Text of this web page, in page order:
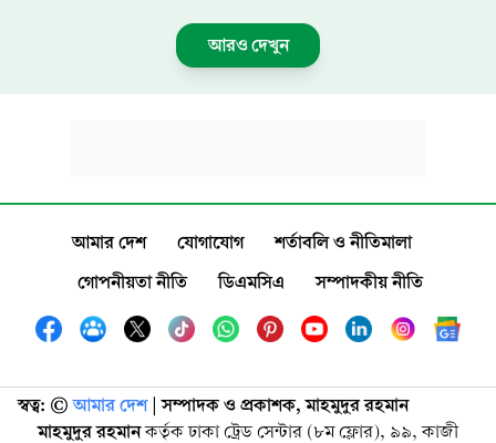
আরও দেখুন
আমার দেশ যোগাযোগ
শর্তাবলি ও নীতিমালা
গোপনীয়তা নীতি
ডিএমসিএ সম্পাদকীয় নীতি
স্বত্ব: ©️ আমার দেশ| সম্পাদক ও প্রকাশক, মাহমুদুর রহমান
মাহমুদুর রহমানকর্তৃক ঢাকা ট্রেড সেন্টার (৮ম ফ্লোর), ৯৯, কাজী